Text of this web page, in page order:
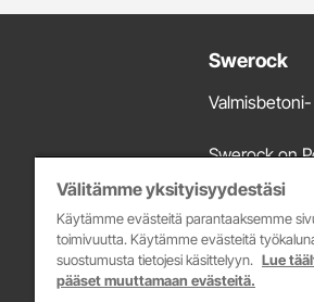
ja
Swerock
Swerock on
kiviaines- ja
ja
avolouhinta
Välitämme yksityisyydestäsi
Käytämme evästeitä parantaaksemme
toimivuutta. Käytämme evästeitä
suostumusta tietojesi käsittelyyn. Lue
pääset muuttamaan evästeitä.